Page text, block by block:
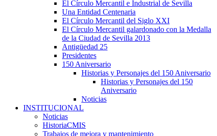
El Círculo Mercantil e Industrial de Sevilla
Una Entidad Centenaria
El Círculo Mercantil del Siglo XXI
El Círculo Mercantil galardonado con la Medalla
de la Ciudad de Sevilla 2013
Antigüedad 25
Presidentes
150 Aniversario
Historias y Personajes del 150 Aniversario
Historias y Personajes del 150
Aniversario
Noticias
INSTITUCIONAL
Noticias
HistoriaCMIS
Trabajos de mejora y mantenimiento